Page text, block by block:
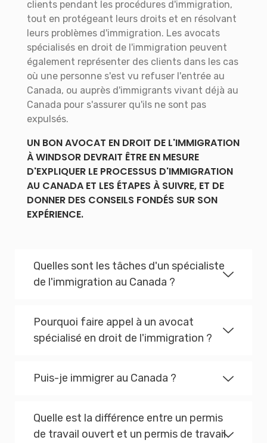
clients pendant les procédures d'immigration,
tout en protégeant leurs droits et en résolvant
leurs problèmes d'immigration. Les avocats
spécialisés en droit de l'immigration peuvent
également représenter des clients dans les cas
où une personne s'est vu refuser l'entrée au
Canada, ou auprès d'immigrants vivant déjà au
Canada pour s'assurer qu'ils ne sont pas
expulsés.
UN BON AVOCAT EN DROIT DE L'IMMIGRATION
À WINDSOR DEVRAIT ÊTRE EN MESURE
D'EXPLIQUER LE PROCESSUS D'IMMIGRATION
AU CANADA ET LES ÉTAPES À SUIVRE, ET DE
DONNER DES CONSEILS FONDÉS SUR SON
EXPÉRIENCE.
Quelles sont les tâches d'un spécialiste
de l'immigration au Canada ?
Pourquoi faire appel à un avocat
spécialisé en droit de l'immigration ?
Puis-je immigrer au Canada ?
Quelle est la différence entre un permis
de travail ouvert et un permis de travail